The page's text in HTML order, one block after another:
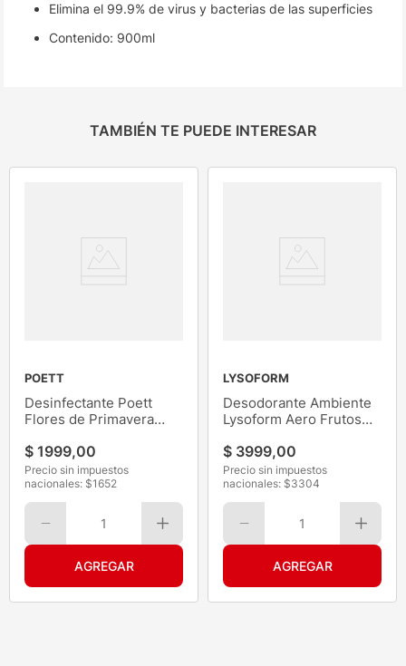
Elimina el 99.9% de virus y bacterias de las superficies
Contenido: 900ml
TAMBIÉN TE PUEDE INTERESAR
POETT
Desinfectante Poett
Flores de Primavera
$ 1999,00
Precio sin impuestos
nacionales: $1652
1
LYSOFORM
Desodorante Ambiente
Lysoform Aero Frutos
$ 3999,00
Precio sin impuestos
nacionales: $3304
1